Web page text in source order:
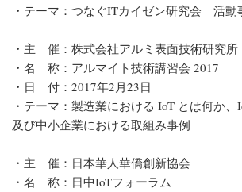
・テーマ：つなぐITカイゼン研究会 活動
・主 催：株式会社アルミ表面技術研究所
・名 称：アルマイト技術講習会 2017
・日 付：2017年2月23日
・テーマ：製造業における IoT とは何か、
及び中小企業における取組み事例
・主 催：日本華人華僑創新協会
・名 称：日中IoTフォーラム